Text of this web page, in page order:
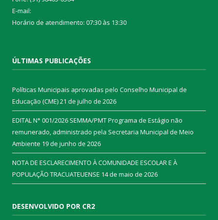
E-mail:
Horário de atendimento: 07:30 às 13:30
ÚLTIMAS PUBLICAÇÕES
Políticas Municipais aprovadas pelo Conselho Municipal de
Educação (CME)21 de julho de 2026
EDITAL N° 001/2026 SEMMA/PMT Programa de Estágio não
remunerado, administrado pela Secretaria Municipal de Meio
Ambiente 19 de junho de 2026
NOTA DE ESCLARECIMENTO À COMUNIDADE ESCOLAR E À
POPULAÇÃO TRACUATEUENSE 14 de maio de 2026
DESENVOLVIDO POR CR2